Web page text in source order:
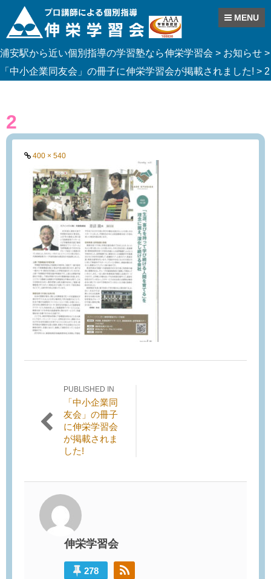
Skip
to
content
MENU
浦安駅から近い個別指導の学習塾なら伸栄学習会 > お知らせ >
「中小企業同友会」の冊子に伸栄学習会が掲載されました! > 2
2
Full
link:
400 × 540
投稿ナビゲーション
PUBLISHED IN
「中小企業同
友会」の冊子
に伸栄学習会
が掲載されま
した!
伸栄学習会
278